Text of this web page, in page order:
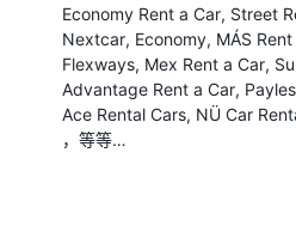
Economy Rent a Car Street
Nextcar Economy MÁS
Flexways Mex Rent a Car
Advantage Rent a Car
Ace Rental Cars NÜ Car
，等等…